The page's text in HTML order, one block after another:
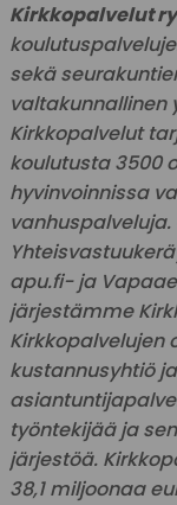
Kirkkopalvelut ry
sekä
valtakunnallinen
Kirkkopalvelut
koulutusta 3500
hyvinvoinnissa
apu.fi- ja
järjestämme
Kirkkopalvelujen
kustannusyhtiö
työntekijää ja
järjestöä.
38,1 miljoonaa